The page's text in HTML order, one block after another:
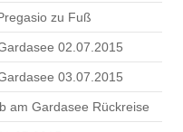
zu Fuß
02.07.2015
03.07.2015
am Gardasee Rückreise